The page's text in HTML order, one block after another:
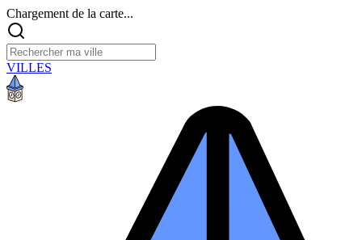
Chargement de la carte...
VILLES